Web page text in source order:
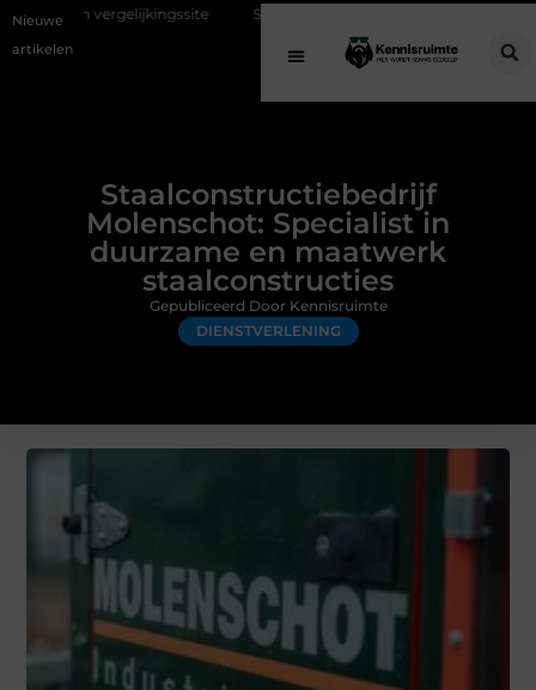
Nieuwe
artikelen
Schenking aan een goed doel: waarom geven belangrijk
Staalconstructiebedrijf
Molenschot: Specialist in
duurzame en maatwerk
staalconstructies
DIENSTVERLENING
Gepubliceerd Door Kennisruimte